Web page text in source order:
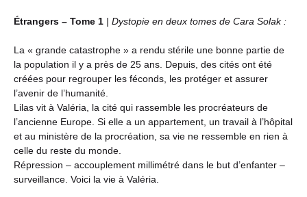
Étrangers – Tome 1 | Dystopie en deux tomes de Cara Solak :
La « grande catastrophe » a rendu stérile une bonne partie de
la population il y a près de 25 ans. Depuis, des cités ont été
créées pour regrouper les féconds, les protéger et assurer
l’avenir de l’humanité.
Lilas vit à Valéria, la cité qui rassemble les procréateurs de
l’ancienne Europe. Si elle a un appartement, un travail à l’hôpital
et au ministère de la procréation, sa vie ne ressemble en rien à
celle du reste du monde.
Répression – accouplement millimétré dans le but d’enfanter –
surveillance. Voici la vie à Valéria.